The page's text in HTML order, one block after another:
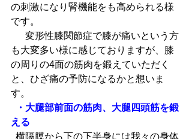
の刺激になり腎機能をも高められる様
です。
も大変多い様に感じておりますが、膝
の周りの4面の筋肉を鍛えていただく
と、ひざ痛の予防になるかと想いま
す。
・大腿部前面の筋肉、大腿四頭筋を鍛
える